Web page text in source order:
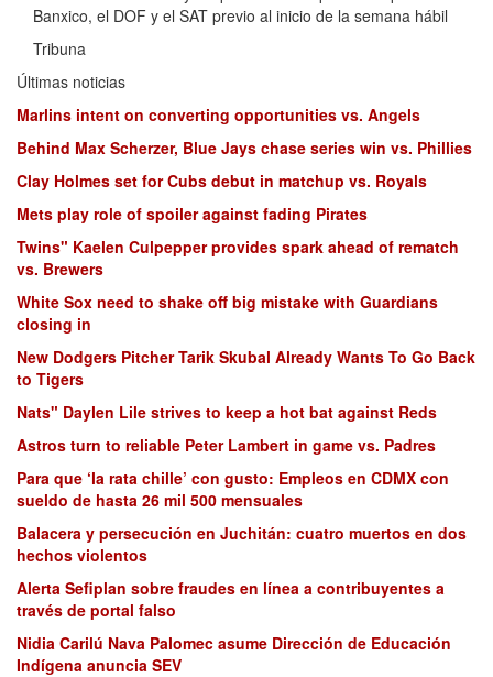
Banxico, el DOF y el SAT previo al inicio de la semana hábil
Tribuna
Últimas noticias
Marlins intent on converting opportunities vs. Angels
Behind Max Scherzer, Blue Jays chase series win vs. Phillies
Clay Holmes set for Cubs debut in matchup vs. Royals
Mets play role of spoiler against fading Pirates
Twins" Kaelen Culpepper provides spark ahead of rematch
vs. Brewers
White Sox need to shake off big mistake with Guardians
closing in
New Dodgers Pitcher Tarik Skubal Already Wants To Go Back
to Tigers
Nats" Daylen Lile strives to keep a hot bat against Reds
Astros turn to reliable Peter Lambert in game vs. Padres
Para que ‘la rata chille’ con gusto: Empleos en CDMX con
sueldo de hasta 26 mil 500 mensuales
Balacera y persecución en Juchitán: cuatro muertos en dos
hechos violentos
Alerta Sefiplan sobre fraudes en línea a contribuyentes a
través de portal falso
Nidia Carilú Nava Palomec asume Dirección de Educación
Indígena anuncia SEV